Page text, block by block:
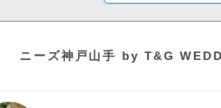
ニーズ神戸山手 by T&G